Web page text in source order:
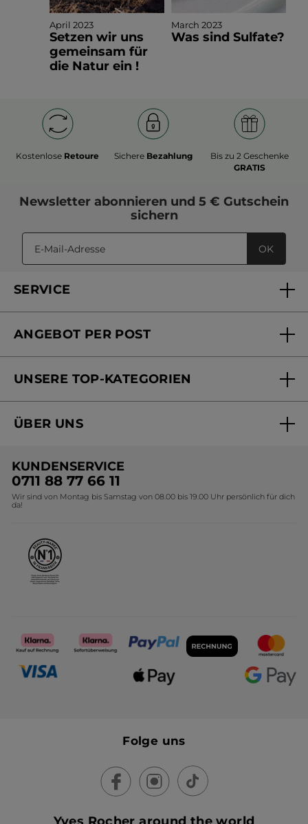
April 2023
Setzen wir uns
gemeinsam für
die Natur ein !
March 2023
Was sind Sulfate?
Kostenlose Retoure Sichere Bezahlung
Bis zu 2 Geschenke
GRATIS
Newsletter abonnieren und 5 € Gutschein
sichern
OK
SERVICE
Mein Konto
Online Preisliste
ANGEBOT PER POST
Versandhandel Preisliste
UNSERE TOP-KATEGORIEN
Black Friday Yves Rocher
Geschenkideen Yves Rocher
Kollektion Monoi Yves Rocher
ÜBER UNS
Umweltstiftung YR
Affiliate Programm
KUNDENSERVICE
0711 88 77 66 11
Wir sind von Montag bis Samstag von 08.00 bis 19.00 Uhr persönlich für dich
da!
Folge uns